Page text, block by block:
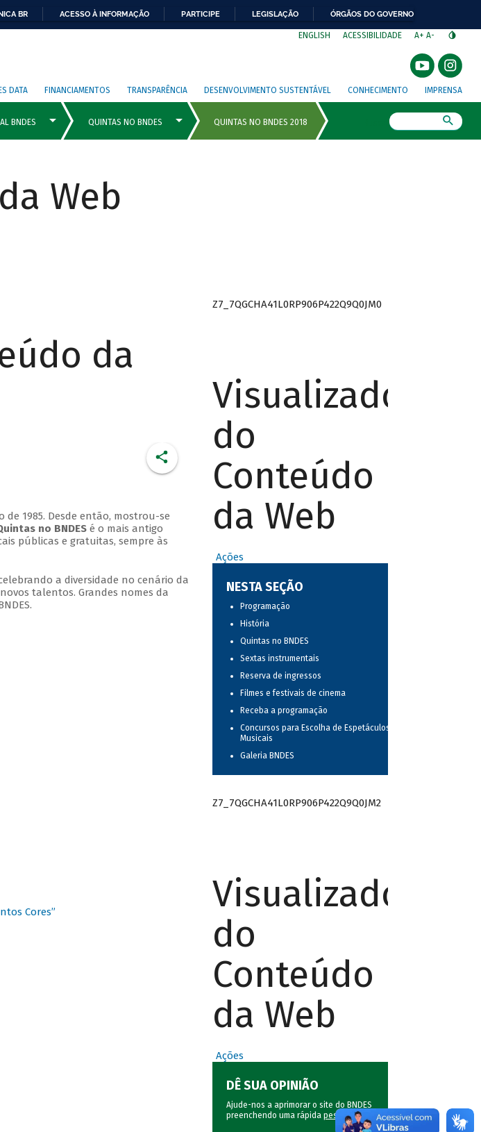
BR ACESSO À INFORMAÇÃO PARTICIPE LEGISLAÇÃO ÓRGÃOS DO GOVERNO
ENGLISH ACESSIBILIDADE A+ A-
DATA FINANCIAMENTOS TRANSPARÊNCIA DESENVOLVIMENTO SUSTENTÁVEL CONHECIMENTO IMPRENSA
Web
da
1985. Desde então, mostrou-se
no BNDESé o mais antigo
públicas e gratuitas, sempre às
a diversidade no cenário da
talentos. Grandes nomes da
Cores”
Z7_7QGCHA41L0RP906P422Q9Q0JM0
Visualizador
do
Conteúdo
da Web
Ações
NESTA SEÇÃO
Programação
História
Quintas no BNDES
Sextas instrumentais
Reserva de ingressos
Filmes e festivais de cinema
Receba a programação
Concursos para Escolha de Espetáculos
Musicais
Galeria BNDES
Z7_7QGCHA41L0RP906P422Q9Q0JM2
Visualizador
do
Conteúdo
da Web
Ações
DÊ SUA OPINIÃO
Ajude-nos a aprimorar o site do BNDES
preenchendo uma rápida pesquisa.